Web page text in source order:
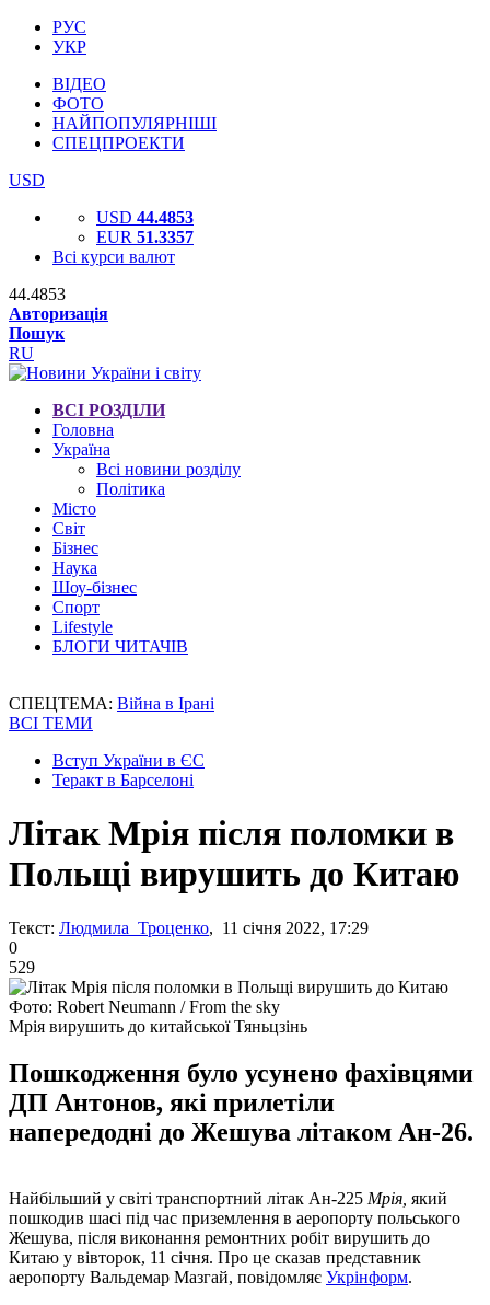
РУС
УКР
ВІДЕО
ФОТО
НАЙПОПУЛЯРНІШІ
СПЕЦПРОЕКТИ
USD
USD 44.4853
EUR 51.3357
Всі курси валют
44.4853
Авторизація
Пошук
RU
ВСІ РОЗДІЛИ
Головна
Україна
Всі новини розділу
Політика
Місто
Світ
Бізнес
Наука
Шоу-бізнес
Спорт
Lifestyle
БЛОГИ ЧИТАЧІВ
СПЕЦТЕМА: Війна в Ірані
ВСІ ТЕМИ
Вступ України в ЄС
Теракт в Барселоні
Літак Мрія після поломки в
Польщі вирушить до Китаю
Текст: Людмила Троценко, 11 січня 2022, 17:29
0
529
Фото: Robert Neumann / From the sky
Мрія вирушить до китайської Тяньцзінь
Пошкодження було усунено фахівцями
ДП Антонов, які прилетіли
напередодні до Жешува літаком Ан-26.
Найбільший у світі транспортний літак Ан-225 Мрія, який
пошкодив шасі під час приземлення в аеропорту польського
Жешува, після виконання ремонтних робіт вирушить до
Китаю у вівторок, 11 січня. Про це сказав представник
аеропорту Вальдемар Мазгай, повідомляє Укрінформ.